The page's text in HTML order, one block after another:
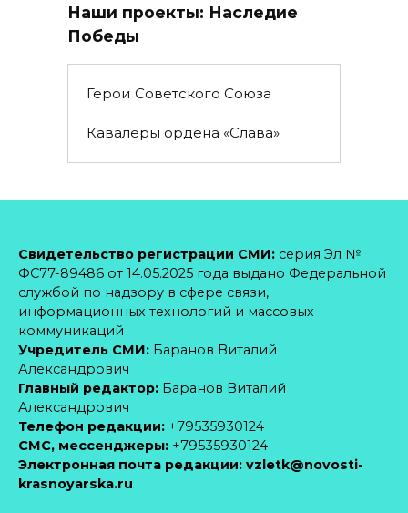
Наши проекты: Наследие
Победы
Герои Советского Союза
Кавалеры ордена «Слава»
Свидетельство регистрации СМИ: серия Эл №
ФС77-89486 от 14.05.2025 года выдано Федеральной
службой по надзору в сфере связи,
информационных технологий и массовых
коммуникаций
Учредитель СМИ: Баранов Виталий
Александрович
Главный редактор: Баранов Виталий
Александрович
Телефон редакции: +79535930124
CМС, мессенджеры: +79535930124
Электронная почта редакции: vzletk@novosti-
krasnoyarska.ru